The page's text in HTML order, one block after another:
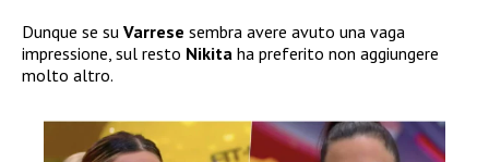
Dunque se su Varrese sembra avere avuto una vaga
impressione, sul resto Nikita ha preferito non aggiungere
molto altro.